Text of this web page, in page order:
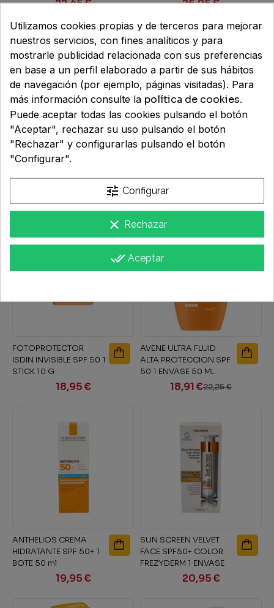
22,45 € 26,95 €
ISDIN
CREAM SPF 50 1 TUBO
FRASCO 50 ML
FOTOPROTECTOR
ISDIN INVISIBLE SPF 50 1
STICK 10 G
18,95 €
AVENE ULTRA FLUID
ALTA PROTECCION SPF
50 1 ENVASE 50 ML
18,91 €22,25 €
ANTHELIOS CREMA
HIDRATANTE SPF 50+ 1
BOTE 50 ml
19,95 €
SUN SCREEN VELVET
FACE SPF50+ COLOR
FREZYDERM 1 ENVASE
20,95 €
Utilizamos cookies propias y de terceros para mejorar
nuestros servicios, con fines analíticos y para
mostrarle publicidad relacionada con sus preferencias
en base a un perfil elaborado a partir de sus hábitos
de navegación (por ejemplo, páginas visitadas). Para
más información consulte la política de cookies.
Puede aceptar todas las cookies pulsando el botón
"Aceptar", rechazar su uso pulsando el botón
"Rechazar" y configurarlas pulsando el botón
"Configurar".
tune Configurar
clear Rechazar
done_all Aceptar